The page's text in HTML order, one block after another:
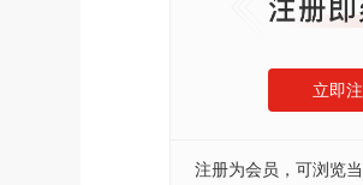
立即
注册为会员，可浏览